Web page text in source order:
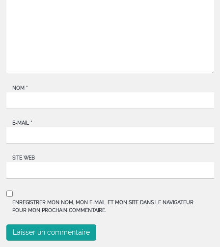
NOM *
E-MAIL *
SITE WEB
ENREGISTRER MON NOM, MON E-MAIL ET MON SITE DANS LE NAVIGATEUR
POUR MON PROCHAIN COMMENTAIRE.